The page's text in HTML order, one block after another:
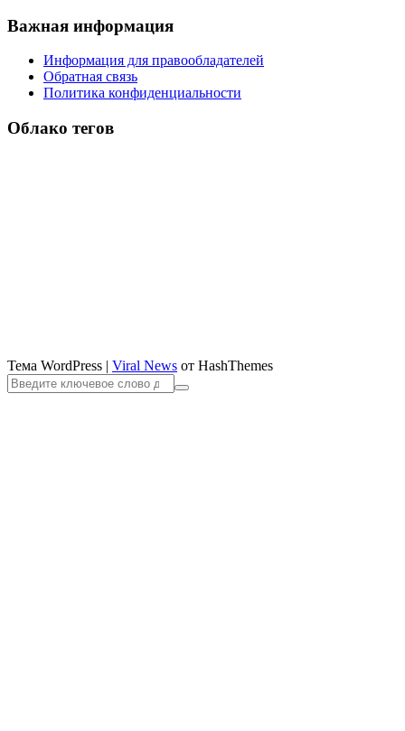
Важная информация
Информация для правообладателей
Обратная связь
Политика конфиденциальности
Облако тегов
Тема WordPress | Viral News от HashThemes